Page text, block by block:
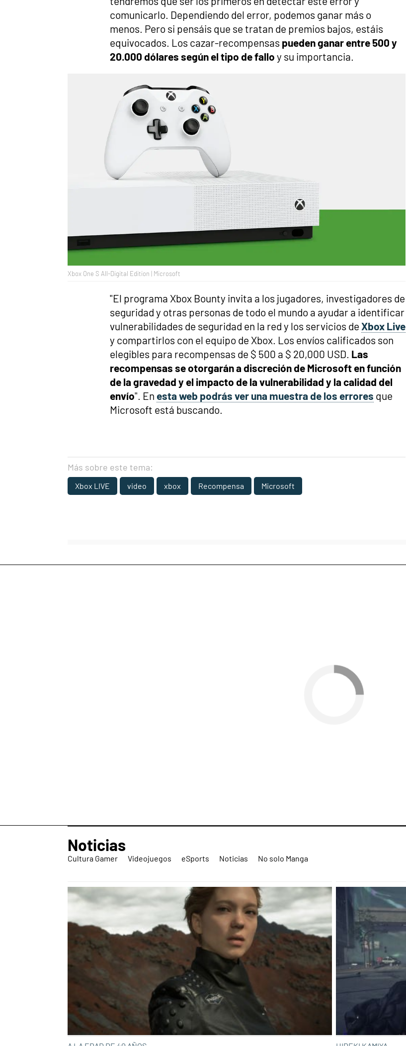
comunicarlo. Dependiendo del error, podemos ganar más o
menos. Pero si pensáis que se tratan de premios bajos, estáis
equivocados. Los cazar-recompensas pueden ganar entre 500 y
20.000 dólares según el tipo de fallo y su importancia.
Xbox One S All-Digital Edition | Microsoft
"El programa Xbox Bounty invita a los jugadores, investigadores de
seguridad y otras personas de todo el mundo a ayudar a identificar
vulnerabilidades de seguridad en la red y los servicios de Xbox Live
y compartirlos con el equipo de Xbox. Los envíos calificados son
elegibles para recompensas de $ 500 a $ 20,000 USD. Las
recompensas se otorgarán a discreción de Microsoft en función
de la gravedad y el impacto de la vulnerabilidad y la calidad del
envío". En esta web podrás ver una muestra de los errores que
Microsoft está buscando.
Más sobre este tema:
Xbox LIVE video xbox Recompensa Microsoft
Noticias
Cultura Gamer Videojuegos eSports Noticias No solo Manga